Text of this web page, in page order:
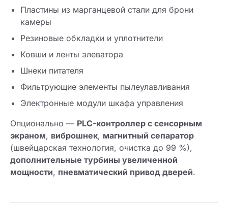
Пластины из марганцевой стали для брони
камеры
Резиновые обкладки и уплотнители
Ковши и ленты элеватора
Шнеки питателя
Фильтрующие элементы пылеулавливания
Электронные модули шкафа управления
Опционально — PLC-контроллер с сенсорным
экраном, виброшнек, магнитный сепаратор
(швейцарская технология, очистка до 99 %),
дополнительные турбины увеличенной
мощности, пневматический привод дверей.